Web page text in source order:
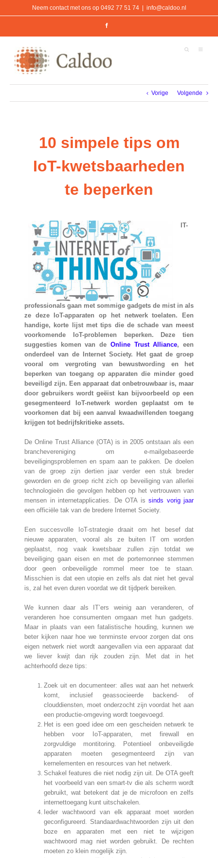
Neem contact met ons op 0492 77 51 74 info@caldoo.nl
Vorige Volgende
10 simpele tips om
IoT-kwetsbaarheden
te beperken
IT-
professionals gaan met sommige gadgets de mist in als
ze deze IoT-apparaten op het netwerk toelaten. Een
handige, korte lijst met tips die de schade van meest
voorkomende IoT-problemen beperken. Deze tien
suggesties komen van de Online Trust Alliance, een
onderdeel van de Internet Society. Het gaat de groep
vooral om vergroting van bewustwording en het
beperken van toegang op apparaten die minder goed
beveiligd zijn. Een apparaat dat onbetrouwbaar is, maar
door gebruikers wordt geëist kan bijvoorbeeld op een
gesegmenteerd IoT-netwerk worden geplaatst om te
voorkomen dat bij een aanval kwaadwillenden toegang
krijgen tot bedrijfskritieke assets.
De Online Trust Alliance (OTA) is in 2005 ontstaan als een
branchevereniging om e-mailgebaseerde
beveiligingsproblemen en spam aan te pakken. De doelen
van de groep zijn dertien jaar verder een stuk breder
geworden en de groep richt zich op beveiliging van allerlei
technologieën die gevolgen hebben op het vertrouwen van
mensen in internetapplicaties. De OTA is sinds vorig jaar
een officiële tak van de bredere Internet Society.
Een succesvolle IoT-strategie draait om het besef dat
nieuwe apparaten, vooral als ze buiten IT om worden
geplaatst, nog vaak kwetsbaar zullen zijn totdat we
beveiliging gaan eisen en met de portemonnee stemmen
door geen onbeveiligde rommel meer toe te staan.
Misschien is dat een utopie en zelfs als dat niet het geval
is, zal het even duren voordat we dit tijdperk bereiken.
We kunnen daar als IT’ers weinig aan veranderen, of
veranderen hoe consumenten omgaan met hun gadgets.
Maar in plaats van een fatalistische houding, kunnen we
beter kijken naar hoe we tenminste ervoor zorgen dat ons
eigen netwerk niet wordt aangevallen via een apparaat dat
we liever kwijt dan rijk zouden zijn. Met dat in het
achterhoofd deze tips:
Zoek uit en documenteer: alles wat aan het netwerk
komt, inclusief geassocieerde backend- of
clouddiensten, moet onderzocht zijn voordat het aan
een productie-omgeving wordt toegevoegd.
Het is een goed idee om een gescheiden netwerk te
hebben voor IoT-apparaten, met firewall en
zorgvuldige montitoring. Potentieel onbeveiligde
apparaten moeten gesegmenteerd zijn van
kernelementen en resources van het netwerk.
Schakel features die niet nodig zijn uit. De OTA geeft
het voorbeeld van een smart-tv die als scherm wordt
gebruikt, wat betekent dat je de microfoon en zelfs
internettoegang kunt uitschakelen.
Ieder wachtwoord van elk apparaat moet worden
geconfigureerd. Standaardwachtwoorden zijn uit den
boze en apparaten met een niet te wijzigen
wachtwoord mag niet worden gebruikt. De rechten
moeten zo klein mogelijk zijn.